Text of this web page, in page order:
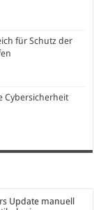
für Schutz der
Cybersicherheit
Update manuell